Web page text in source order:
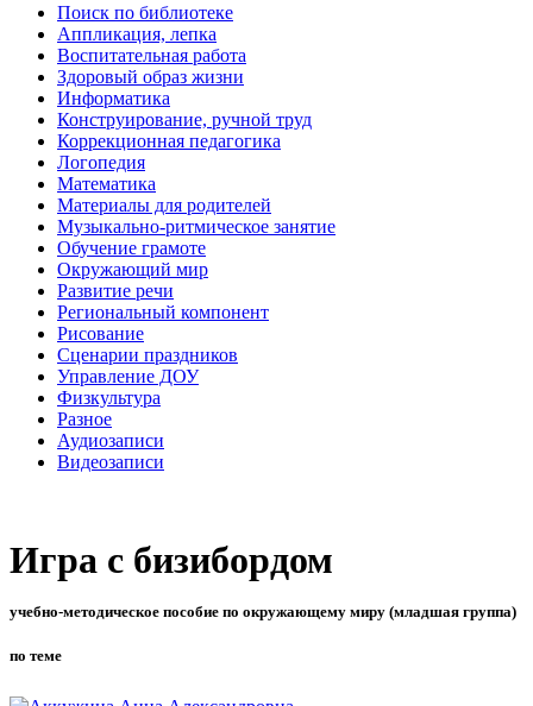
Поиск по библиотеке
Аппликация, лепка
Воспитательная работа
Здоровый образ жизни
Информатика
Конструирование, ручной труд
Коррекционная педагогика
Логопедия
Математика
Материалы для родителей
Музыкально-ритмическое занятие
Обучение грамоте
Окружающий мир
Развитие речи
Региональный компонент
Рисование
Сценарии праздников
Управление ДОУ
Физкультура
Разное
Аудиозаписи
Видеозаписи
Игра с бизибордом
учебно-методическое пособие по окружающему миру (младшая группа)
по теме